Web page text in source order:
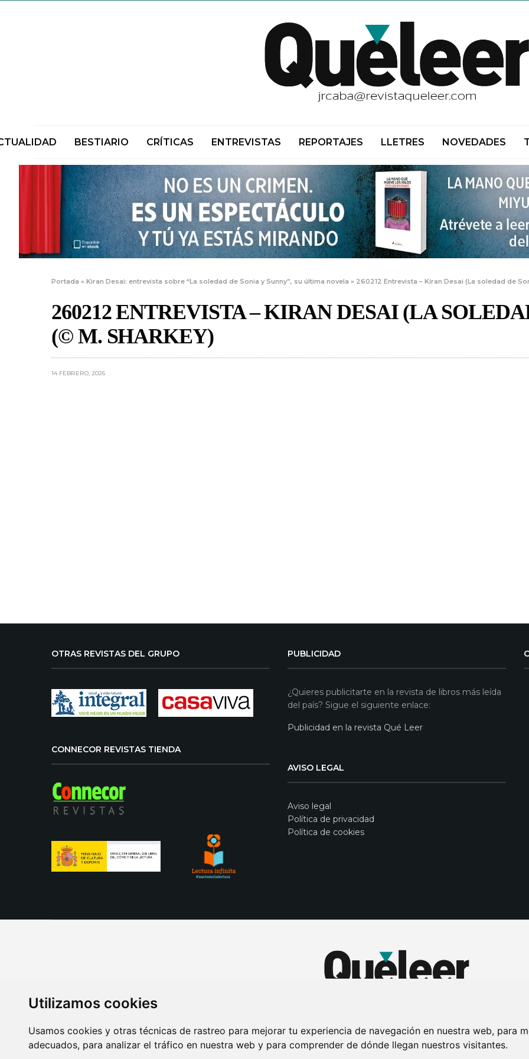
Utilizamos cookies
Usamos cookies y otras técnicas de rastreo para mejorar tu experiencia de navegación en nuestra web, para
adecuados, para analizar el tráfico en nuestra web y para comprender de dónde llegan nuestros visitantes.
BESTIARIO CRÍTICAS ENTREVISTAS REPORTAJES LLETRES NOVEDADES
Portada »Kiran Desai: entrevista sobre “La soledad de Sonia y Sunny”, su última novela » 260212 Entrevista – Kiran Desai (La soledad de
260212 ENTREVISTA – KIRAN DESAI (LA
(© M. SHARKEY)
14 FEBRERO, 2026
OTRAS REVISTAS DEL GRUPO
CONNECOR REVISTAS TIENDA
PUBLICIDAD
¿Quieres publicitarte en la revista de libros más leída
del país? Sigue el siguiente enlace:
Publicidad en la revista Qué Leer
AVISO LEGAL
Aviso legal
Política de privacidad
Política de cookies
AVISO LEGAL POLITICA DE COOKIES POLITICA DE PRIVACIDAD PUBLICIDAD EN LA REVISTA QUÉ LEER SORTEO-